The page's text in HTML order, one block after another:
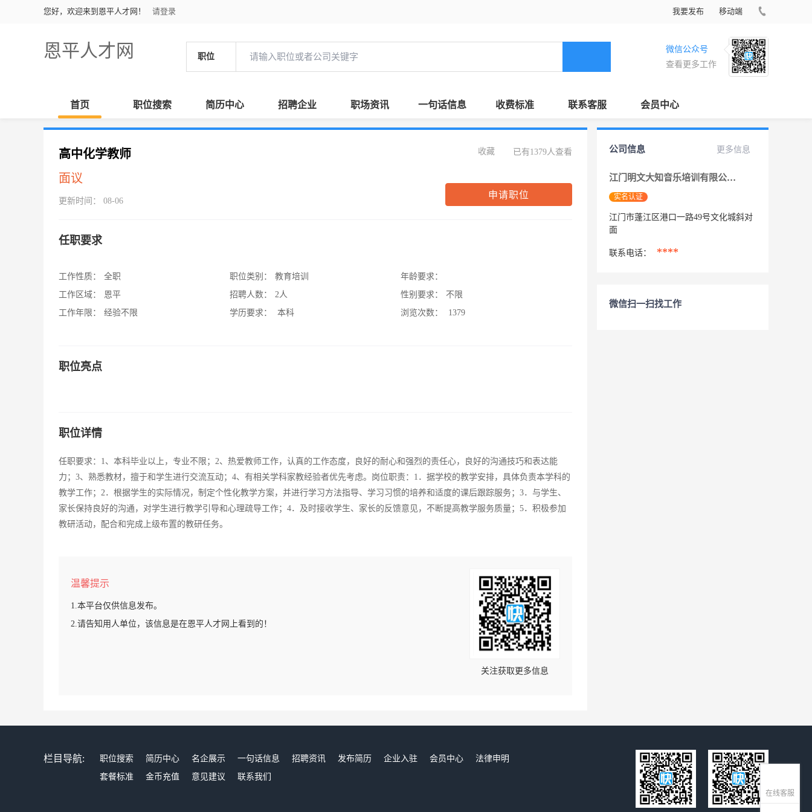
您好，欢迎来到恩平人才网！ 请登录 我要发布 移动端
恩平人才网 职位
微信公众号
查看更多工作
首页 职位搜索 简历中心 招聘企业 职场资讯 一句话信息 收费标准 联系客服 会员中心
在线客服
高中化学教师
面议
更新时间： 08-06
已有1379人查看
收藏
申请职位
任职要求
工作性质：
全职
工作区域：
恩平
工作年限：
经验不限
职位类别：
教育培训
招聘人数：
2人
学历要求：
本科
年龄要求：
性别要求：
不限
浏览次数：
1379
职位亮点
职位详情
任职要求：1、本科毕业以上，专业不限；2、热爱教师工作，认真的工作态度，良好的耐心和强烈的责任心，良好的沟通技巧和表达能
力；3、熟悉教材，擅于和学生进行交流互动；4、有相关学科家教经验者优先考虑。岗位职责：1．据学校的教学安排，具体负责本学科的
教学工作；2．根据学生的实际情况，制定个性化教学方案，并进行学习方法指导、学习习惯的培养和适度的课后跟踪服务；3．与学生、
家长保持良好的沟通，对学生进行教学引导和心理疏导工作；4．及时接收学生、家长的反馈意见，不断提高教学服务质量；5．积极参加
教研活动，配合和完成上级布置的教研任务。
温馨提示
1.本平台仅供信息发布。
2.请告知用人单位，该信息是在恩平人才网上看到的！
关注获取更多信息
更多信息
公司信息
江门明文大知音乐培训有限公司
实名认证
江门市蓬江区港口一路49号文化城斜对
面
联系电话： ****
微信扫一扫找工作
栏目导航: 职位搜索 简历中心 名企展示 一句话信息 招聘资讯 发布简历 企业入驻 会员中心
法律申明
套餐标准
金币充值 意见建议 联系我们